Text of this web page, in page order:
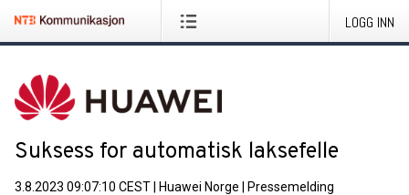
LOGG INN
Suksess for automatisk laksefelle
3.8.2023 09:07:10 CEST Huawei Norge Pressemelding